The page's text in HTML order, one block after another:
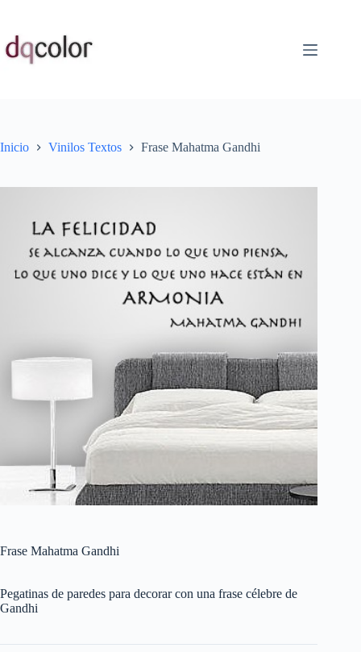
contenido
Inicio Vinilos Textos Frase Mahatma Gandhi
Frase Mahatma Gandhi
Pegatinas de paredes para decorar con una frase célebre de
Gandhi